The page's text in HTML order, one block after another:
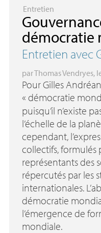
Entretien
démocratie
Entretien avec
parThomas Vendryes,
Pour Gilles
« démocratie
puisqu’il n’existe
l’échelle de la
cependant,
collectifs, formulés
représentants des
répercutés par les
internationales.
démocratie
l’émergence de
mondiale.